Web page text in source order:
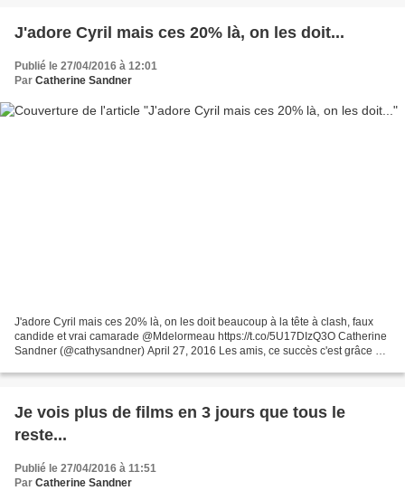
J'adore Cyril mais ces 20% là, on les doit...
Publié le 27/04/2016 à 12:01
Par Catherine Sandner
J'adore Cyril mais ces 20% là, on les doit beaucoup à la tête à clash, faux
candide et vrai camarade @Mdelormeau https://t.co/5U17DIzQ3O Catherine
Sandner (@cathysandner) April 27, 2016 Les amis, ce succès c'est grâce à
Je vois plus de films en 3 jours que tous le
reste...
Publié le 27/04/2016 à 11:51
Par Catherine Sandner